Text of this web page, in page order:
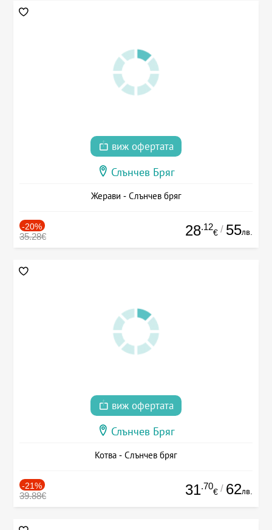
виж офертата
Слънчев Бряг
Жерави - Слънчев бряг
-20%
35.28€ 28.12
€ / 55лв.
виж офертата
Слънчев Бряг
Котва - Слънчев бряг
-21%
39.88€ 31.70
€ / 62лв.